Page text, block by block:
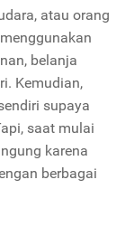
atau orang
belanja
Kemudian,
supaya
saat mulai
karena
berbagai